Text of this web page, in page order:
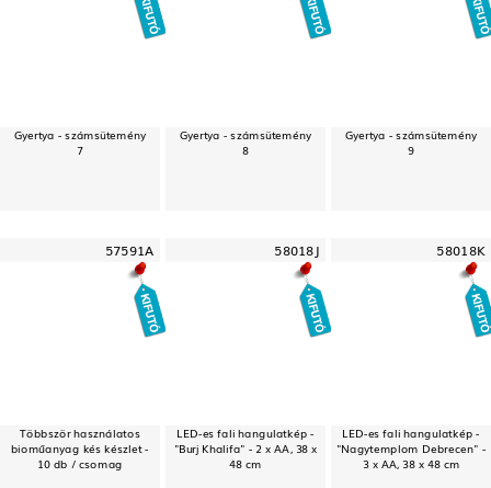
Gyertya - számsütemény
7
Gyertya - számsütemény
8
Gyertya - számsütemény
9
57591A
Többször használatos
bioműanyag kés készlet -
10 db / csomag
58018J
LED-es fali hangulatkép -
"Burj Khalifa" - 2 x AA, 38 x
48 cm
58018K
LED-es fali hangulatkép -
"Nagytemplom Debrecen" -
3 x AA, 38 x 48 cm